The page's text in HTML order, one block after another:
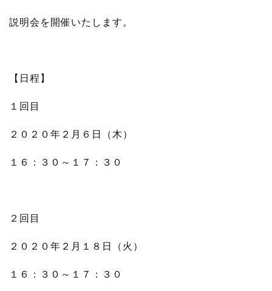
説明会を開催いたします。
【日程】
１回目
２０２０年２月６日（木）
１６：３０～１７：３０
２回目
２０２０年２月１８日（火）
１６：３０～１７：３０